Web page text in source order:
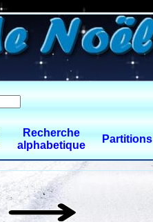
Recherche
alphabetique
Partitions